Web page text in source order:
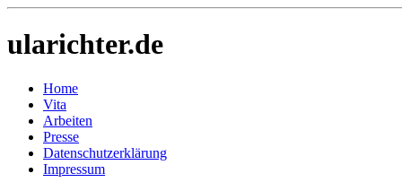
ularichter.de
Home
Vita
Arbeiten
Presse
Datenschutzerklärung
Impressum